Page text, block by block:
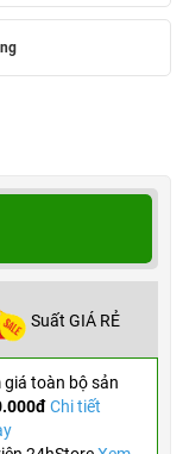
Suất GIÁ RẺ
giá toàn bộ sản
Chi tiết